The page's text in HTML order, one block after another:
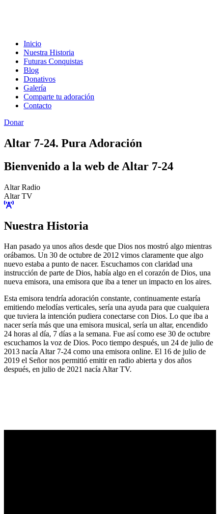
Inicio
Nuestra Historia
Futuras Conquistas
Blog
Donativos
Galería
Comparte tu adoración
Contacto
Donar
Altar 7-24. Pura Adoración
Bienvenido a la web de Altar 7-24
Altar Radio
Altar TV
Nuestra Historia
Han pasado ya unos años desde que Dios nos mostró algo mientras
orábamos. Un 30 de octubre de 2012 vimos claramente que algo
nuevo estaba a punto de nacer. Escuchamos con claridad una
instrucción de parte de Dios, había algo en el corazón de Dios, una
nueva emisora, una emisora que iba a tener un impacto en los aires.
Esta emisora tendría adoración constante, continuamente estaría
emitiendo melodías verticales, sería una ayuda para que cualquiera
que tuviera la intención pudiera conectarse con Dios. Lo que iba a
nacer sería más que una emisora musical, sería un altar, encendido
24 horas al día, 7 días a la semana. Fue así como ese 30 de octubre
escuchamos la voz de Dios. Poco tiempo después, un 24 de julio de
2013 nacía Altar 7-24 como una emisora online. El 16 de julio de
2019 el Señor nos permitió emitir en radio abierta y dos años
después, en julio de 2021 nacía Altar TV.